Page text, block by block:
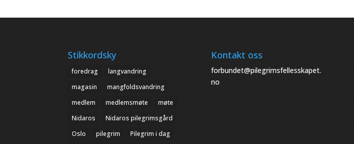
Stikkordsky
foredrag
langvandring
magasin
mangfoldsvandring
medlem
medlemsmøte
møte
Nidaros
Nidaros pilegrimsgård
Oslo
pilegrim
Pilegrim i dag
Kontakt oss
forbundet@pilegrimsfellesskapet.
no